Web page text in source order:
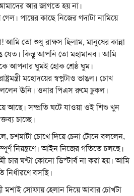
আর জাগতে হয় না।
পায়ের কাছে নিজের গদাটা নামিয়ে
তো শুধু রাক্ষস ছিলাম, মানুষের কান্না
কিন্তু আপনি তো মহামানব। আমি
আপনার ঘুমই হোক শ্রেষ্ঠ ঘুম।
মহোদয়ের স্বপ্নটাও ভাঙল। চোখ
ঊনি। ওনার পিএস রুমে ঢুকল।
আছে। সম্প্রতি ঘটে যাওয়া ওই শিশু খুন
চাচ্ছে।
চশমাটা চোখে দিয়ে চেনা টোনে বললেন,
নিয়ন্ত্রণে। আইন নিজের গতিতে চলছে।
ঘণ্টা কোনো ডিস্টার্ব না করা হয়। আমি
বসছি।
মশাই সোফায় হেলান দিয়ে আবার চোখটা